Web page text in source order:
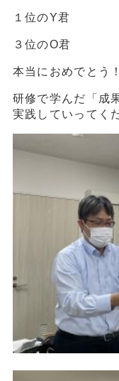
１位のY君
３位のO君
本当におめでとう
研修で学んだ「成
実践していってく